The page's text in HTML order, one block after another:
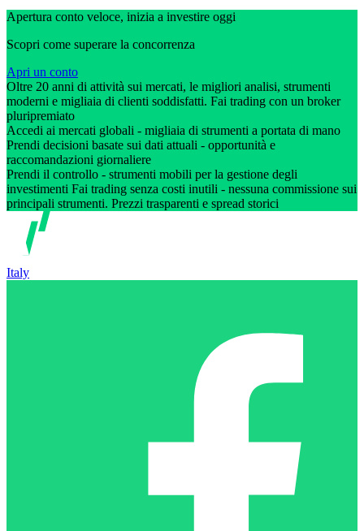
Apertura conto veloce, inizia a investire oggi
Scopri come superare la concorrenza
Apri un conto
Oltre 20 anni di attività sui mercati, le migliori analisi, strumenti
moderni e migliaia di clienti soddisfatti. Fai trading con un broker
pluripremiato
Accedi ai mercati globali - migliaia di strumenti a portata di mano
Prendi decisioni basate sui dati attuali - opportunità e
raccomandazioni giornaliere
Prendi il controllo - strumenti mobili per la gestione degli
investimenti Fai trading senza costi inutili - nessuna commissione sui
principali strumenti. Prezzi trasparenti e spread storici
Italy